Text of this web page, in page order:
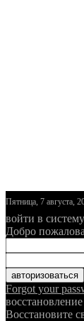
Пятница, 7 августа,
войти в систему
Добро
Forgot your
Восстановите